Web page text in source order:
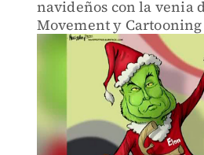
navideños con la venia
Movement y Cartooning